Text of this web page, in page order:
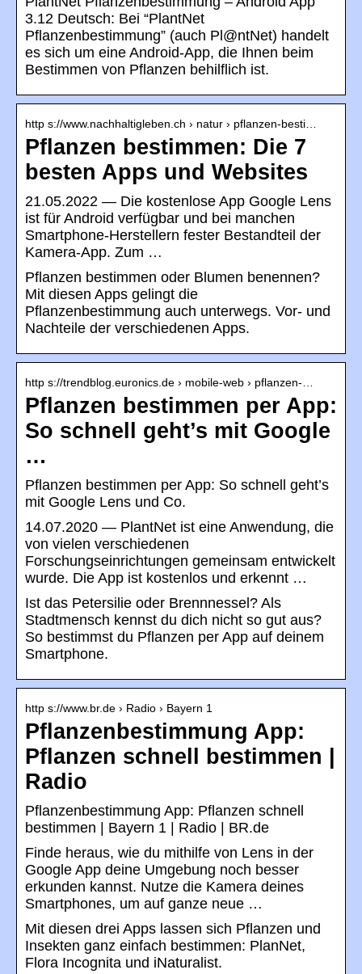
3.12 Deutsch: Bei “PlantNet
Pflanzenbestimmung” (auch Pl@ntNet) handelt
es sich um eine Android-App, die Ihnen beim
Bestimmen von Pflanzen behilflich ist.
http s://www.nachhaltigleben.ch › natur › pflanzen-besti…
Pflanzen bestimmen: Die 7
besten Apps und Websites
21.05.2022 — Die kostenlose App Google Lens
ist für Android verfügbar und bei manchen
Smartphone-Herstellern fester Bestandteil der
Kamera-App. Zum …
Pflanzen bestimmen oder Blumen benennen?
Mit diesen Apps gelingt die
Pflanzenbestimmung auch unterwegs. Vor- und
Nachteile der verschiedenen Apps.
http s://trendblog.euronics.de › mobile-web › pflanzen-…
Pflanzen bestimmen per App:
So schnell geht’s mit Google
…
Pflanzen bestimmen per App: So schnell geht’s
mit Google Lens und Co.
14.07.2020 — PlantNet ist eine Anwendung, die
von vielen verschiedenen
Forschungseinrichtungen gemeinsam entwickelt
wurde. Die App ist kostenlos und erkennt …
Ist das Petersilie oder Brennnessel? Als
Stadtmensch kennst du dich nicht so gut aus?
So bestimmst du Pflanzen per App auf deinem
Smartphone.
http s://www.br.de › Radio › Bayern 1
Pflanzenbestimmung App:
Pflanzen schnell bestimmen |
Radio
Pflanzenbestimmung App: Pflanzen schnell
bestimmen | Bayern 1 | Radio | BR.de
Finde heraus, wie du mithilfe von Lens in der
Google App deine Umgebung noch besser
erkunden kannst. Nutze die Kamera deines
Smartphones, um auf ganze neue …
Mit diesen drei Apps lassen sich Pflanzen und
Insekten ganz einfach bestimmen: PlanNet,
Flora Incognita und iNaturalist.